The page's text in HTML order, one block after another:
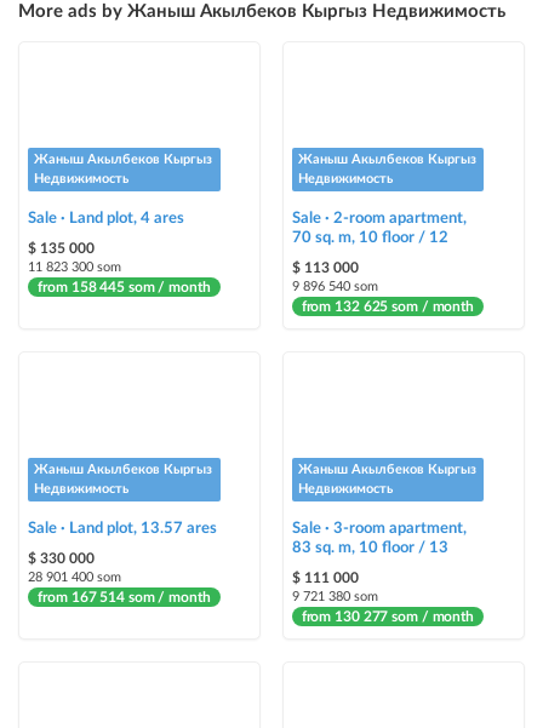
ad placement on @house_kg Instagram account and on Telegram channel
+ paid promotion on Instagram
Highlight with color
highlighting an ad in a different color among other ads
Stickers
and help sell it faster
More ads by Жаныш Акылбеков Кыргыз Недвижимость
Жаныш Акылбеков Кыргыз
Недвижимость
Sale · Land plot, 4 ares
$ 135 000
11 823 300 som
from 158 445 som / month
Жаныш Акылбеков Кыргыз
Недвижимость
Sale · 2-room apartment,
70 sq. m, 10 floor / 12
$ 113 000
9 896 540 som
from 132 625 som / month
Жаныш Акылбеков Кыргыз
Недвижимость
Sale · Land plot, 13.57 ares
$ 330 000
28 901 400 som
from 167 514 som / month
Жаныш Акылбеков Кыргыз
Недвижимость
Sale · 3-room apartment,
83 sq. m, 10 floor / 13
$ 111 000
9 721 380 som
from 130 277 som / month